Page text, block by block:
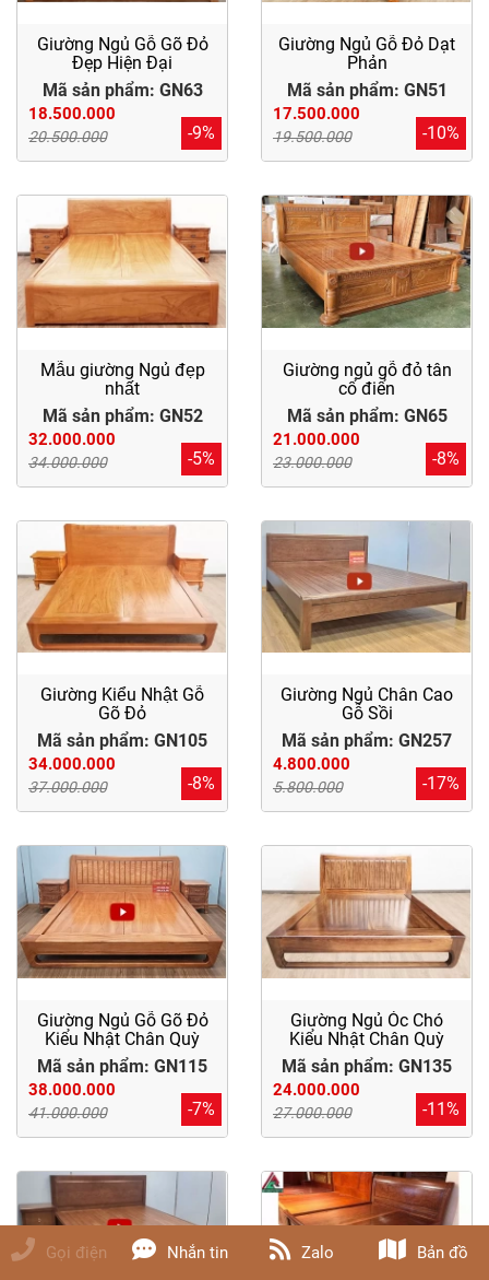
Giường Ngủ Gỗ Gõ Đỏ
Đẹp Hiện Đại
Mã sản phẩm: GN63
18.500.000
20.500.000 -9%
Giường Ngủ Gỗ Đỏ Dạt
Phản
Mã sản phẩm: GN51
17.500.000
19.500.000 -10%
Mẫu giường Ngủ đẹp
nhất
Mã sản phẩm: GN52
32.000.000
34.000.000 -5%
Giường ngủ gỗ đỏ tân
cổ điển
Mã sản phẩm: GN65
21.000.000
23.000.000 -8%
Giường Kiểu Nhật Gỗ
Gõ Đỏ
Mã sản phẩm: GN105
34.000.000
37.000.000 -8%
Giường Ngủ Chân Cao
Gỗ Sồi
Mã sản phẩm: GN257
4.800.000
5.800.000 -17%
Giường Ngủ Gỗ Gõ Đỏ
Kiểu Nhật Chân Quỳ
Mã sản phẩm: GN115
38.000.000
41.000.000 -7%
Giường Ngủ Óc Chó
Kiểu Nhật Chân Quỳ
Mã sản phẩm: GN135
24.000.000
27.000.000 -11%
Gọi điện Nhắn tin Zalo Bản đồ